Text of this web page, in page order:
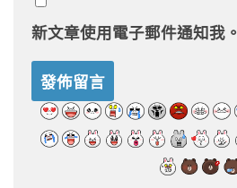
新文章使用電子郵件通知我。